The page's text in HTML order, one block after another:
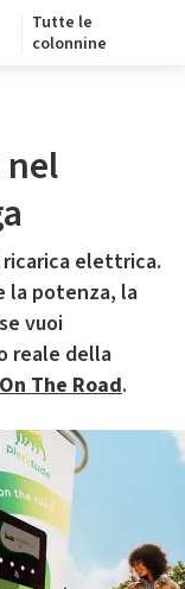
Tutte le
colonnine
elettrica.
la potenza, la
vuoi
reale della
The Road.